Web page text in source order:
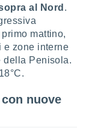
al Nord .
mattino,
e zone interne
della Penisola.
nuove